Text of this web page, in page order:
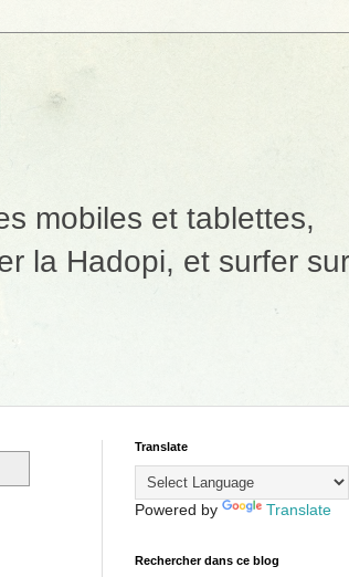
mobiles et tablettes,
la Hadopi, et surfer sur
Translate
Powered by Translate
Rechercher dans ce blog